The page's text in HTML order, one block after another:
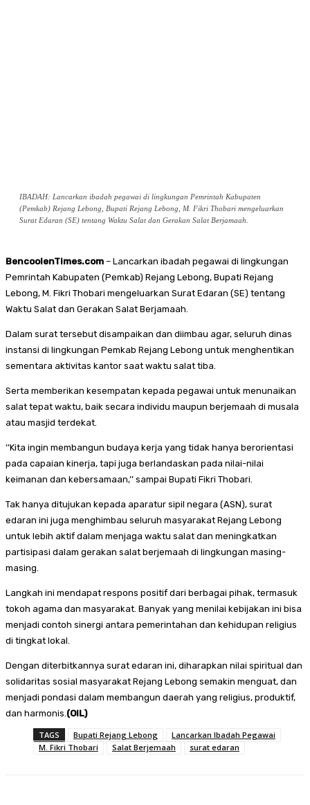
IBADAH: Lancarkan ibadah pegawai di lingkungan Pemrintah Kabupaten
(Pemkab) Rejang Lebong, Bupati Rejang Lebong, M. Fikri Thobari mengeluarkan
Surat Edaran (SE) tentang Waktu Salat dan Gerakan Salat Berjamaah.
BencoolenTimes.com – Lancarkan ibadah pegawai di lingkungan
Pemrintah Kabupaten (Pemkab) Rejang Lebong, Bupati Rejang
Lebong, M. Fikri Thobari mengeluarkan Surat Edaran (SE) tentang
Waktu Salat dan Gerakan Salat Berjamaah.
Dalam surat tersebut disampaikan dan diimbau agar, seluruh dinas
instansi di lingkungan Pemkab Rejang Lebong untuk menghentikan
sementara aktivitas kantor saat waktu salat tiba.
Serta memberikan kesempatan kepada pegawai untuk menunaikan
salat tepat waktu, baik secara individu maupun berjemaah di musala
atau masjid terdekat.
‘’Kita ingin membangun budaya kerja yang tidak hanya berorientasi
pada capaian kinerja, tapi juga berlandaskan pada nilai-nilai
keimanan dan kebersamaan,’’ sampai Bupati Fikri Thobari.
Tak hanya ditujukan kepada aparatur sipil negara (ASN), surat
edaran ini juga menghimbau seluruh masyarakat Rejang Lebong
untuk lebih aktif dalam menjaga waktu salat dan meningkatkan
partisipasi dalam gerakan salat berjemaah di lingkungan masing-
masing.
Langkah ini mendapat respons positif dari berbagai pihak, termasuk
tokoh agama dan masyarakat. Banyak yang menilai kebijakan ini bisa
menjadi contoh sinergi antara pemerintahan dan kehidupan religius
di tingkat lokal.
Dengan diterbitkannya surat edaran ini, diharapkan nilai spiritual dan
solidaritas sosial masyarakat Rejang Lebong semakin menguat, dan
menjadi pondasi dalam membangun daerah yang religius, produktif,
dan harmonis.(OIL)
TAGS Bupati Rejang Lebong
Lancarkan Ibadah Pegawai
M. Fikri Thobari
Salat Berjemaah surat edaran